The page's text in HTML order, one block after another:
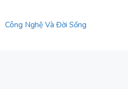
Công Nghệ Và Đời Sống